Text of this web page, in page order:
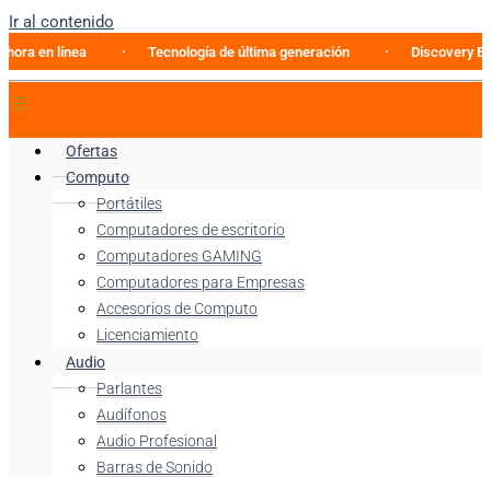
Ir al contenido
línea Tecnología de última generación Discovery
Ofertas
Computo
Portátiles
Computadores de escritorio
Computadores GAMING
Computadores para Empresas
Accesorios de Computo
Licenciamiento
Audio
Parlantes
Audífonos
Audio Profesional
Barras de Sonido